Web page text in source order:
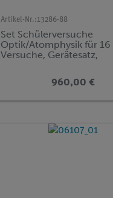
Artikel-Nr.:13286-88
Set Schülerversuche
Optik/Atomphysik für 16
Versuche, Gerätesatz,
TESS advanced Physik OA
960,00 €